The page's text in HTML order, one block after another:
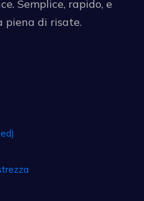
Semplice, rapido, e
piena di risate.